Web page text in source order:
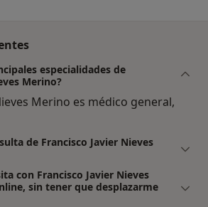
especialidades de
Merino?
Merino es médico general,
de Francisco Javier Nieves
con Francisco Javier Nieves
sin tener que desplazarme